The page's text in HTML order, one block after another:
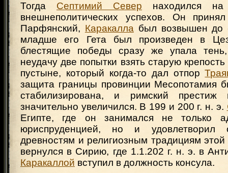
Тогда Септимий Север находился
внешнеполитических успехов. Он
Парфянский, Каракалла был возвышен до
младше его Гета был произведен в
блестящие победы сразу же упала тень,
неудачу две попытки взять старую
пустыне, который когда-то дал отпор
защита границы провинции Месопотамия
стабилизирована, и римский
значительно увеличился. В 199 и 200 г. н. э.
Египте, где он занимался не только
юриспруденцией, но и удовлетворил
древностям и религиозным традициям
вернулся в Сирию, где 1.1.202 г. н. э. в
Каракаллой вступил в должность консула.